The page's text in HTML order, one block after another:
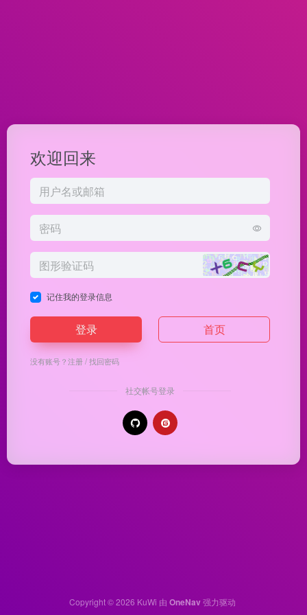
欢迎回来
记住我的登录信息
登录 首页
没有账号？注册/找回密码
社交帐号登录
Copyright © 2026 KuWi 由 OneNav强力驱动